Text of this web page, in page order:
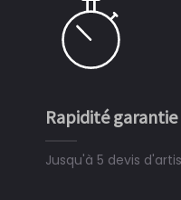
Rapidité garantie
Jusqu'à 5 devis